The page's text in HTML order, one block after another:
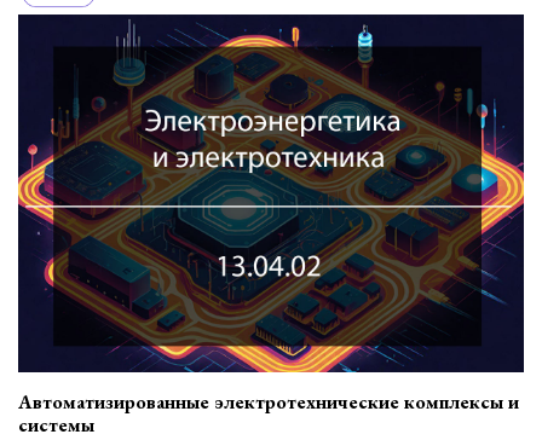
Автоматизированные электротехнические комплексы и
системы